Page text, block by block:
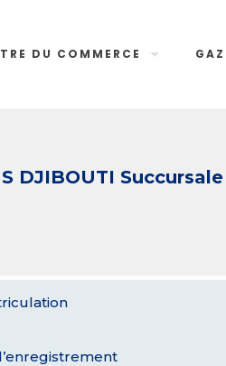
DU COMMERCE
DJIBOUTI Succursale